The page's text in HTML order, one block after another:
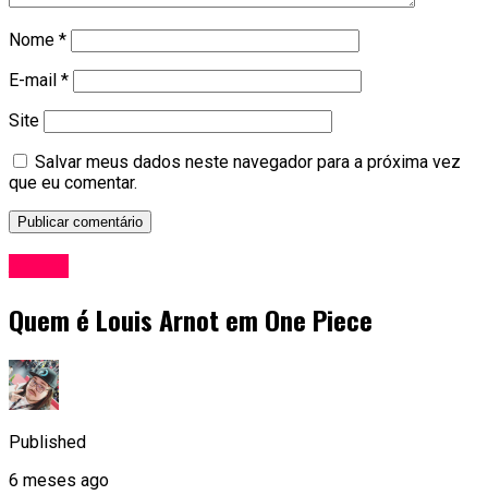
Nome *
E-mail *
Site
Salvar meus dados neste navegador para a próxima vez
que eu comentar.
Quem é Louis Arnot em One Piece
Published
6 meses ago